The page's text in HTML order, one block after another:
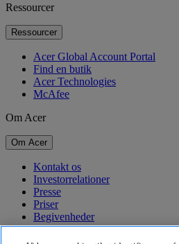
Ressourcer
Ressourcer
Acer Global Account Portal
Find en butik
Acer Technologies
McAfee
Om Acer
Om Acer
Kontakt os
Investorrelationer
Presse
Priser
Begivenheder
Bæredygtighed